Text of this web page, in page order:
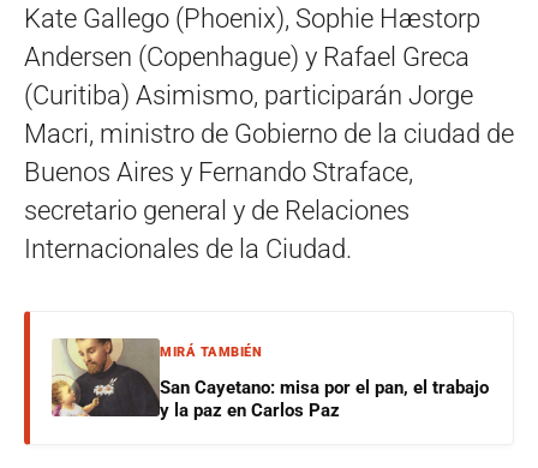
Kate Gallego (Phoenix), Sophie Hæstorp
Andersen (Copenhague) y Rafael Greca
(Curitiba) Asimismo, participarán Jorge
Macri, ministro de Gobierno de la ciudad de
Buenos Aires y Fernando Straface,
secretario general y de Relaciones
Internacionales de la Ciudad.
MIRÁ TAMBIÉN
San Cayetano: misa por el pan, el trabajo
y la paz en Carlos Paz